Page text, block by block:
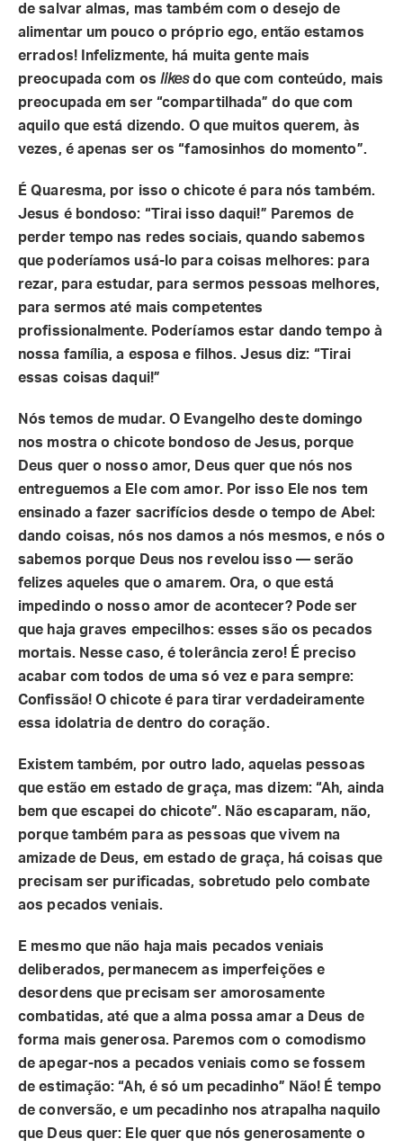
de salvar almas, mas também com o desejo de
alimentar um pouco o próprio ego, então estamos
errados! Infelizmente, há muita gente mais
preocupada com os likesdo que com conteúdo, mais
preocupada em ser “compartilhada” do que com
aquilo que está dizendo. O que muitos querem, às
vezes, é apenas ser os “famosinhos do momento”.
É Quaresma, por isso o chicote é para nós também.
Jesus é bondoso: “Tirai isso daqui!” Paremos de
perder tempo nas redes sociais, quando sabemos
que poderíamos usá-lo para coisas melhores: para
rezar, para estudar, para sermos pessoas melhores,
para sermos até mais competentes
profissionalmente. Poderíamos estar dando tempo à
nossa família, a esposa e filhos. Jesus diz: “Tirai
essas coisas daqui!”
Nós temos de mudar. O Evangelho deste domingo
nos mostra o chicote bondoso de Jesus, porque
Deus quer o nosso amor, Deus quer que nós nos
entreguemos a Ele com amor. Por isso Ele nos tem
ensinado a fazer sacrifícios desde o tempo de Abel:
dando coisas, nós nos damos a nós mesmos, e nós o
sabemos porque Deus nos revelou isso — serão
felizes aqueles que o amarem. Ora, o que está
impedindo o nosso amor de acontecer? Pode ser
que haja graves empecilhos: esses são os pecados
mortais. Nesse caso, é tolerância zero! É preciso
acabar com todos de uma só vez e para sempre:
Confissão! O chicote é para tirar verdadeiramente
essa idolatria de dentro do coração.
Existem também, por outro lado, aquelas pessoas
que estão em estado de graça, mas dizem: “Ah, ainda
bem que escapei do chicote”. Não escaparam, não,
porque também para as pessoas que vivem na
amizade de Deus, em estado de graça, há coisas que
precisam ser purificadas, sobretudo pelo combate
aos pecados veniais.
E mesmo que não haja mais pecados veniais
deliberados, permanecem as imperfeições e
desordens que precisam ser amorosamente
combatidas, até que a alma possa amar a Deus de
forma mais generosa. Paremos com o comodismo
de apegar-nos a pecados veniais como se fossem
de estimação: “Ah, é só um pecadinho” Não! É tempo
de conversão, e um pecadinho nos atrapalha naquilo
que Deus quer: Ele quer que nós generosamente o